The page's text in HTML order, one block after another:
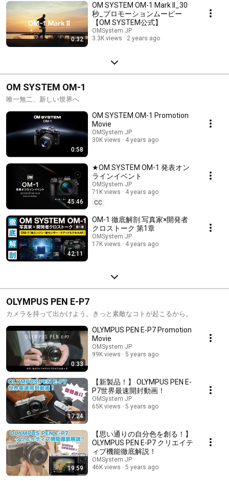
0:32
OM SYSTEM OM-1 Mark II_30
秒_プロモーションムービー
【OM SYSTEM公式】
OMSystem JP
3.3K views
2 years ago
OM SYSTEM OM-1
唯一無二、新しい世界へ
0:58
OM SYSTEM OM-1 Promotion
Movie
OMSystem JP
30K views
4 years ago
45:46
★OM SYSTEM OM-1 発表オン
ラインイベント
OMSystem JP
71K views
4 years ago
CC
42:11
OM-1 徹底解剖 写真家×開発者
クロストーク 第1章
OMSystem JP
17K views
4 years ago
OLYMPUS PEN E-P7
カメラを持って出かけよう。きっと素敵なコトが起こるから。
0:33
OLYMPUS PEN E-P7 Promotion
Movie
OMSystem JP
99K views
5 years ago
17:24
【新製品！】 OLYMPUS PEN E-
P7世界最速開封動画！
OMSystem JP
65K views
5 years ago
19:59
【思い通りの自分色を創る！】
OLYMPUS PEN E-P7 クリエイテ
ィブ機能徹底解説！
OMSystem JP
46K views
5 years ago